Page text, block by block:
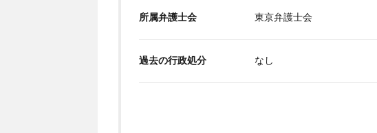
所属弁護士会 東京弁護士会
過去の行政処分 なし